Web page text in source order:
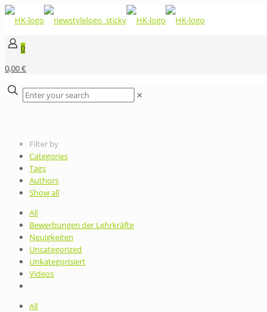
0
0,00 €
✕
Filter by
Categories
Tags
Authors
Show all
All
Bewerbungen der Lehrkräfte
Neuigkeiten
Uncategorized
Unkategorisiert
Videos
All